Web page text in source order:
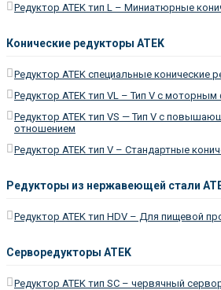
Редуктор ATEK тип L – Миниатюрные
Конические редукторы ATEK
Редуктор ATEK специальные конические
Редуктор ATEK тип VL – Тип V с
Редуктор ATEK тип VS — Тип V с
отношением
Редуктор ATEK тип V – Стандартные
Редукторы из нержавеющей стали
Редуктор ATEK тип HDV – Для пищевой
Серворедукторы ATEK
Редуктор ATEK тип SC – червячный